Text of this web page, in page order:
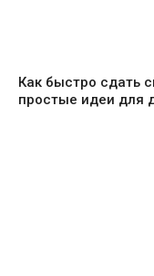
Как быстро сдать
простые идеи для